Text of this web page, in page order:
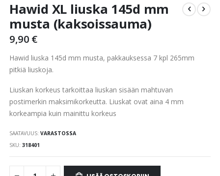
to
beginning
of
images
gallery
Hawid XL liuska 145d mm
musta (kaksoissauma)
9,90 €
Hawid liuska 145d mm musta, pakkauksessa 7 kpl 265mm
pitkiä liuskoja.
Liuskan korkeus tarkoittaa liuskan sisään mahtuvan
postimerkin maksimikorkeutta. Liuskat ovat aina 4 mm
korkeampia kuin mainittu korkeus
SAATAVUUS: VARASTOSSA
SKU 318401